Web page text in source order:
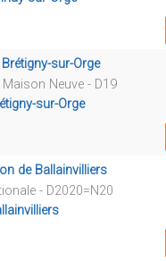
sur-Orge
Maison Neuve - D19
sur-Orge
de Ballainvilliers
- D2020=N20